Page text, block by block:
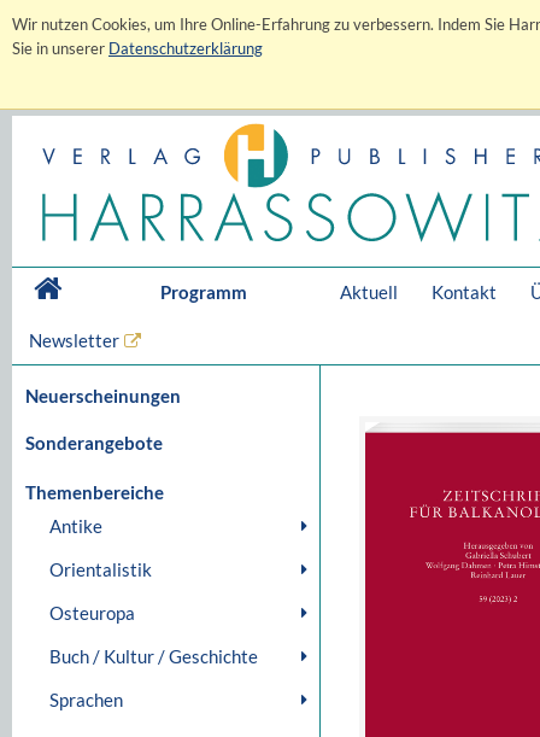
Wir nutzen Cookies, um Ihre Online-Erfahrung zu verbessern. Indem Sie
Sie in unserer Datenschutzerklärung
Programm Aktuell Kontakt
Newsletter
Neuerscheinungen
Sonderangebote
Themenbereiche
Antike
Orientalistik
Osteuropa
Buch / Kultur / Geschichte
Sprachen